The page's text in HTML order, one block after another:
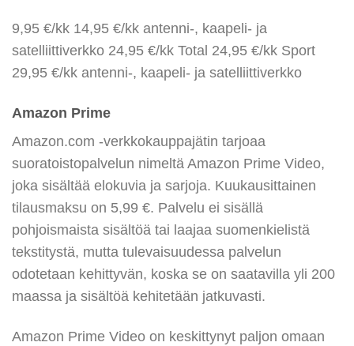
9,95 €/kk 14,95 €/kk antenni-, kaapeli- ja
satelliittiverkko 24,95 €/kk Total 24,95 €/kk Sport
29,95 €/kk antenni-, kaapeli- ja satelliittiverkko
Amazon Prime
Amazon.com -verkkokauppajätin tarjoaa
suoratoistopalvelun nimeltä Amazon Prime Video,
joka sisältää elokuvia ja sarjoja. Kuukausittainen
tilausmaksu on 5,99 €. Palvelu ei sisällä
pohjoismaista sisältöä tai laajaa suomenkielistä
tekstitystä, mutta tulevaisuudessa palvelun
odotetaan kehittyvän, koska se on saatavilla yli 200
maassa ja sisältöä kehitetään jatkuvasti.
Amazon Prime Video on keskittynyt paljon omaan